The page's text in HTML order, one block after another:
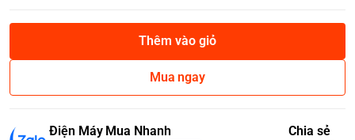
Thêm vào giỏ
Mua ngay
Điện Máy Mua Nhanh
Chia sẻ